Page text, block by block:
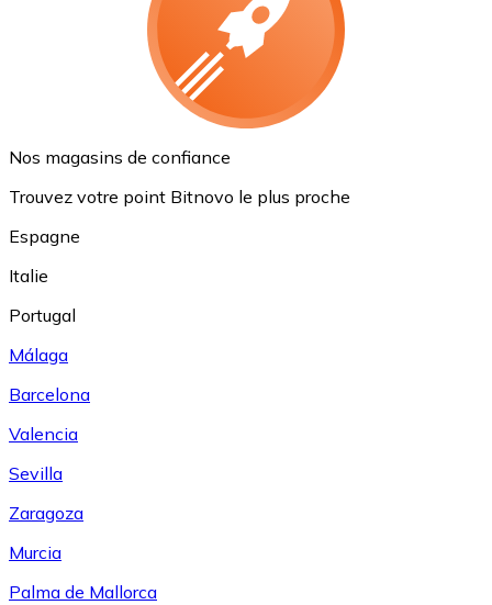
Nos magasins de confiance
Trouvez votre point Bitnovo le plus proche
Espagne
Italie
Portugal
Málaga
Barcelona
Valencia
Sevilla
Zaragoza
Murcia
Palma de Mallorca